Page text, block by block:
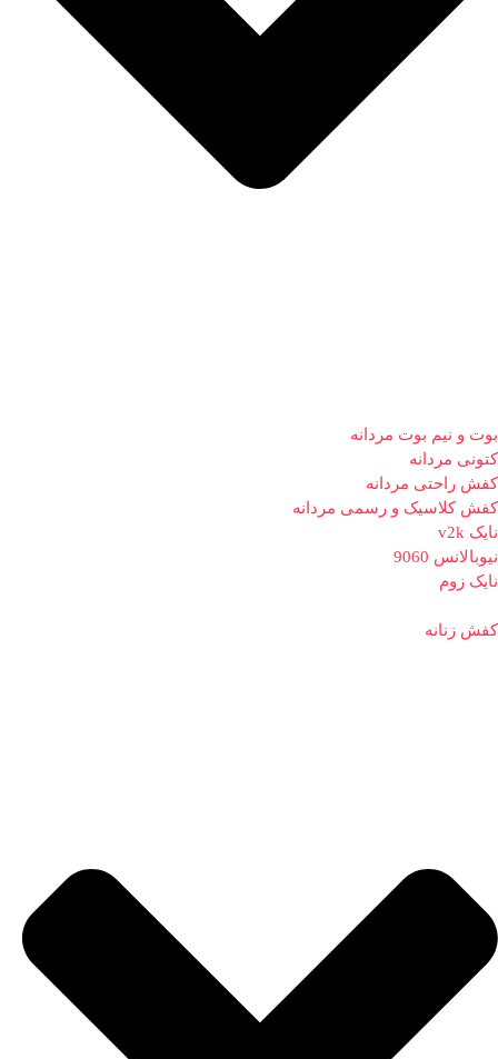
بوت و نیم بوت مردانه
کتونی مردانه
کفش راحتی مردانه
کفش کلاسیک و رسمی مردانه
نایک v2k
نیوبالانس 9060
نایک زوم
کفش زنانه